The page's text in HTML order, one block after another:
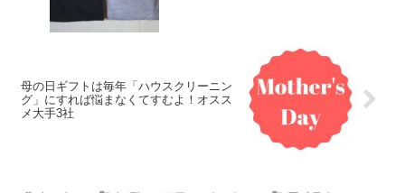
母の日ギフトは毎年「ハウスクリーニン
グ」にすれば悩まなくてすむよ！オスス
メ大手3社